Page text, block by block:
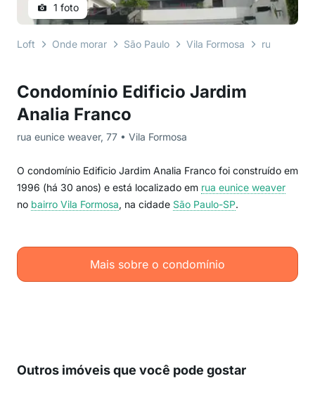
Condomínio Edificio Jardim
Analia Franco
rua eunice weaver, 77 • Vila Formosa
O condomínio Edificio Jardim Analia Franco foi construído em
1996 (há 30 anos) e está localizado em rua eunice weaver
no bairro Vila Formosa, na cidade São Paulo-SP.
Mais sobre o condomínio
1 foto
Loft Onde morar São Paulo Vila Formosa rua eunice
Outros imóveis que você pode gostar